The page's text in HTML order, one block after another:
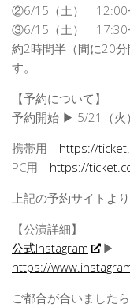
②6/15（土） 12:00
③6/15（土） 17:30
約2時間半（間に20
す。
【予約について】
予約開始 ▶ 5/21（火
携帯用 https://
PC用 https://
上記の予約サイトよ
【公演詳細】
公式Instagram
▶
https://
ご都合が合いました